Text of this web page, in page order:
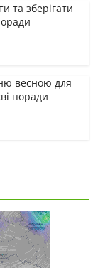
та зберігати
весною для
поради